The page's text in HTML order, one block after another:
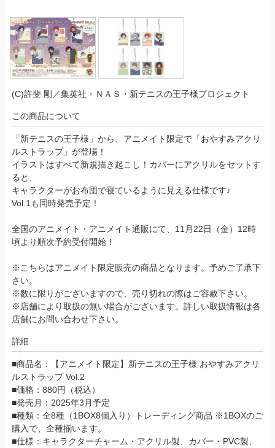
(C)許斐 剛／集英社・ＮＡＳ・新テニスの王子様プロジェクト
この商品について
「新テニスの王子様」から、アニメイト限定で「おやすみアクリ
ルストラップ」が登場！
イラストはすべて新規描き起こし！カバーにアクリルをセットす
ると、
キャラクターがお布団で寝ているように見える仕様です♪
Vol.1も同時発売予定！
全国のアニメイト・アニメイト通販にて、11月22日（金）12時
頃より順次予約受付開始！
※こちらはアニメイト限定販売の商品となります。予めご了承下
さい。
※数に限りがございますので、売り切れの際はご容赦下さい。
※店舗により取扱の無い場合がございます。詳しい取扱情報は各
店舗にお問い合わせ下さい。
詳細
■商品名：【アニメイト限定】新テニスの王子様 おやすみアクリ
ルストラップ Vol.2
■価格：880円（税込）
■発売月：2025年3月予定
■種類：全8種（1BOX8個入り）トレーディング商品 ※1BOXのご
購入で、全種揃います。
■仕様：キャラクターチャーム・アクリル製、カバー・PVC製、